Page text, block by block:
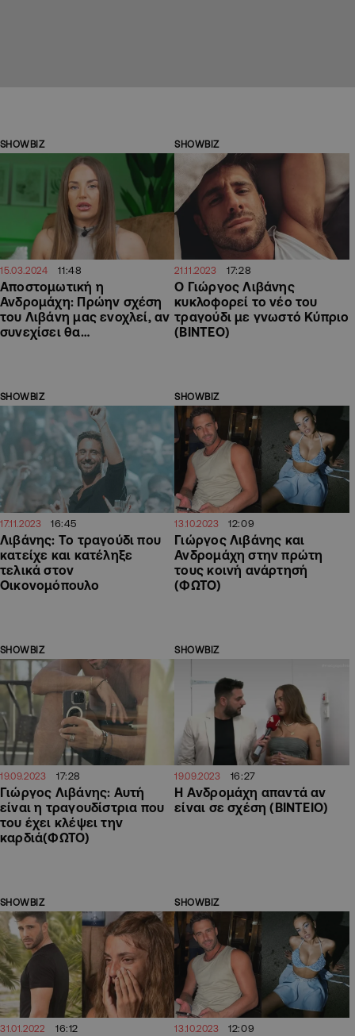
SHOWBIZ
15.03.2024 11:48
Αποστομωτική η
Ανδρομάχη: Πρώην σχέση
του Λιβάνη μας ενοχλεί, αν
συνεχίσει θα…
SHOWBIZ
21.11.2023 17:28
O Γιώργος Λιβάνης
κυκλοφορεί το νέο του
τραγούδι με γνωστό Κύπριο
(ΒΙΝΤΕΟ)
SHOWBIZ
17.11.2023 16:45
Λιβάνης: Το τραγούδι που
κατείχε και κατέληξε
τελικά στον
Οικονομόπουλο
SHOWBIZ
13.10.2023 12:09
Γιώργος Λιβάνης και
Ανδρομάχη στην πρώτη
τους κοινή ανάρτησή
(ΦΩΤΟ)
SHOWBIZ
19.09.2023 17:28
Γιώργος Λιβάνης: Αυτή
είναι η τραγουδίστρια που
του έχει κλέψει την
καρδιά(ΦΩΤΟ)
SHOWBIZ
19.09.2023 16:27
H Aνδρομάχη απαντά αν
είναι σε σχέση (ΒΙΝΤΕΙΟ)
SHOWBIZ
31.01.2022 16:12
SHOWBIZ
13.10.2023 12:09